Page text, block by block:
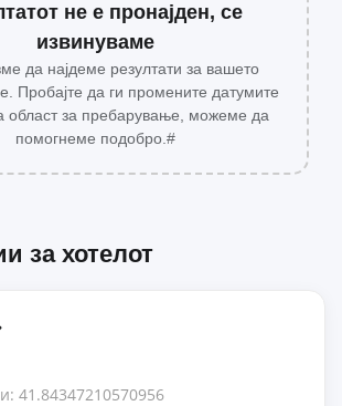
не е пронајден, се
извинуваме
да најдеме резултати за вашето
Пробајте да ги промените датумите
област за пребарување, можеме да
помогнеме подобро.#
за хотелот
41.84347210570956